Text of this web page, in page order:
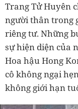
Trang Tử Huyên
người thân trong
riêng tư. Những
sự hiện diện của
Hoa hậu Hong
cô không ngại
không giới hạn